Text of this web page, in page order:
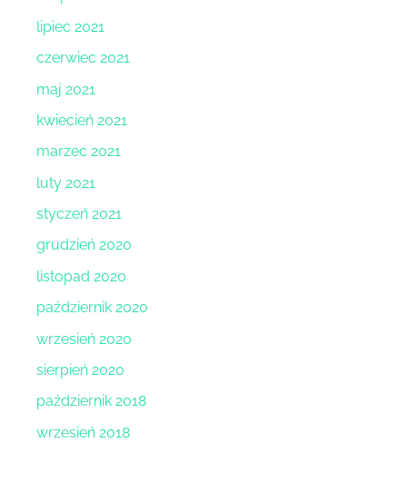
lipiec 2021
czerwiec 2021
maj 2021
kwiecień 2021
marzec 2021
luty 2021
styczeń 2021
grudzień 2020
listopad 2020
październik 2020
wrzesień 2020
sierpień 2020
październik 2018
wrzesień 2018